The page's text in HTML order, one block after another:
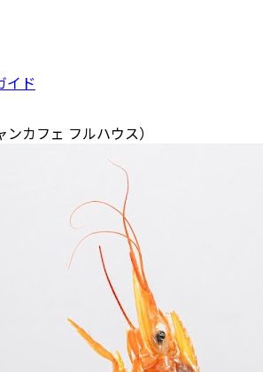
イド
カフェ フルハウス）